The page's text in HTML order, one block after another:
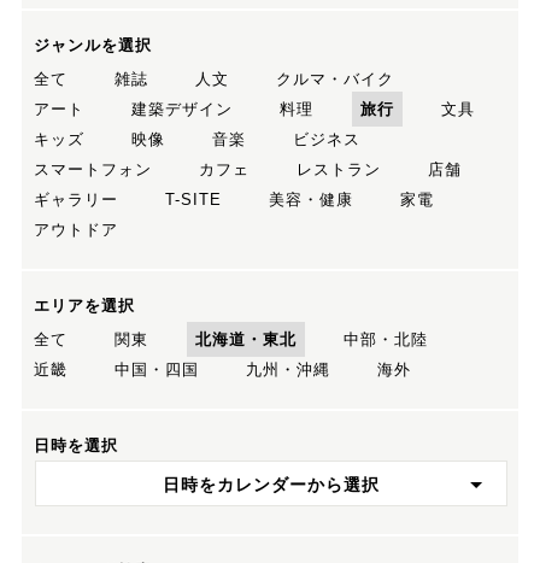
ジャンルを選択
全て
雑誌 人文
クルマ・バイク
アート
建築デザイン 料理 旅行
文具
キッズ
映像 音楽
ビジネス
スマートフォン
カフェ レストラン
店舗
ギャラリー
T-SITE 美容・健康
家電
アウトドア
エリアを選択
全て
関東 北海道・東北
中部・北陸
近畿
中国・四国 九州・沖縄 海外
日時を選択
日時をカレンダーから選択